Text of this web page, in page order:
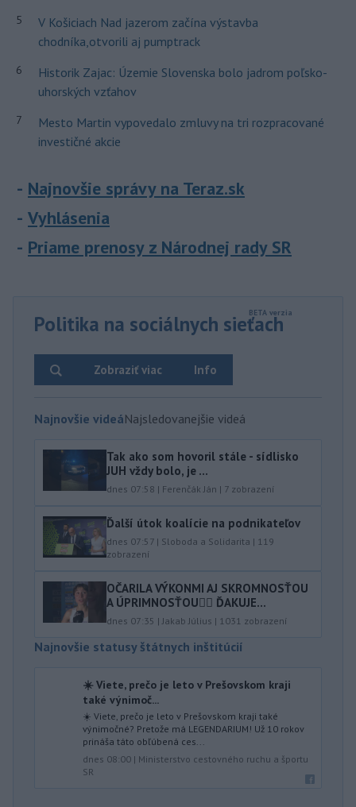
5
V Košiciach Nad jazerom začína výstavba
chodníka,otvorili aj pumptrack
6
Historik Zajac: Územie Slovenska bolo jadrom poľsko-
uhorských vzťahov
7
Mesto Martin vypovedalo zmluvy na tri rozpracované
investičné akcie
Najnovšie správy na Teraz.sk
Vyhlásenia
Priame prenosy z Národnej rady SR
Politika na sociálnych sieťach
Info
Zobraziť viac
Najnovšie videáNajsledovanejšie videá
Tak ako som hovoril stále - sídlisko
JUH vždy bolo, je ...
dnes 07:58 | Ferenčák Ján | 7 zobrazení
Ďalší útok koalície na podnikateľov
dnes 07:57 | Sloboda a Solidarita | 119
zobrazení
OČARILA VÝKONMI AJ SKROMNOSŤOU
A ÚPRIMNOSŤOU👍🏻 ĎAKUJE...
dnes 07:35 | Jakab Július | 1031 zobrazení
Najnovšie statusy štátnych inštitúcií
☀️ Viete, prečo je leto v Prešovskom kraji
také výnimoč...
☀️ Viete, prečo je leto v Prešovskom kraji také
výnimočné? Pretože má LEGENDARIUM! Už 10 rokov
prináša táto obľúbená ces...
dnes 08:00 | Ministerstvo cestovného ruchu a športu
SR